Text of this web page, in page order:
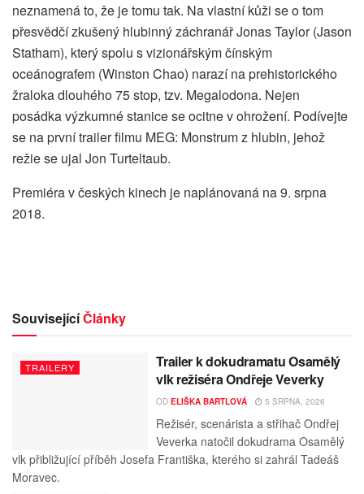
neznamená to, že je tomu tak. Na vlastní kůži se o tom
přesvědčí zkušený hlubinný záchranář Jonas Taylor (Jason
Statham), který spolu s vizionářským čínským
oceánografem (Winston Chao) narazí na prehistorického
žraloka dlouhého 75 stop, tzv. Megalodona. Nejen
posádka výzkumné stanice se ocitne v ohrožení. Podívejte
se na první trailer filmu MEG: Monstrum z hlubin, jehož
režie se ujal Jon Turteltaub.
Premiéra v českých kinech je naplánovaná na 9. srpna
2018.
SouvisejícíČlánky
TRAILERY
Trailer k dokudramatu Osamělý
vlk režiséra Ondřeje Veverky
OD ELIŠKA BARTLOVÁ 5 SRPNA, 2026
Režisér, scenárista a střihač Ondřej
Veverka natočil dokudrama Osamělý
vlk přibližující příběh Josefa Františka, kterého si zahrál Tadeáš
Moravec.